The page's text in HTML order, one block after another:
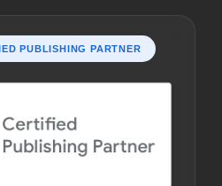
PUBLISHING PARTNER